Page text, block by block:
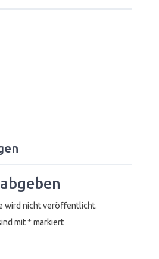
wird nicht veröffentlicht.
mit*markiert